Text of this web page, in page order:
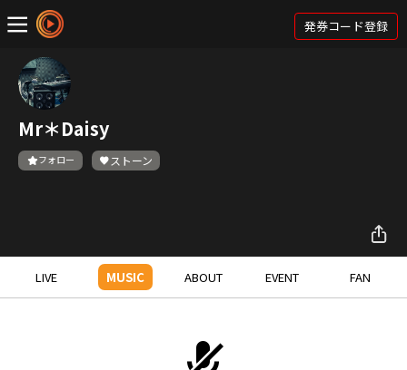
発券コード登録
Mr＊Daisy
フォロー ストーン
LIVE MUSIC ABOUT EVENT FAN